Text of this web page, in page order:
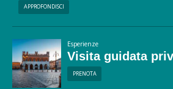
APPROFONDISCI
Esperienze
Visita guidata
PRENOTA